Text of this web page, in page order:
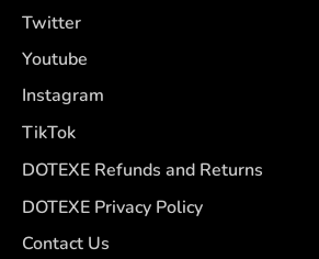
Twitter
Youtube
Instagram
TikTok
DOTEXE Refunds and Returns
DOTEXE Privacy Policy
Contact Us